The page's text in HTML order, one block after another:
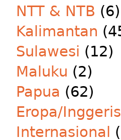
NTT & NTB (6)
Kalimantan
Sulawesi (12)
Maluku (2)
Papua (62)
Eropa/Inggeris
Internasional